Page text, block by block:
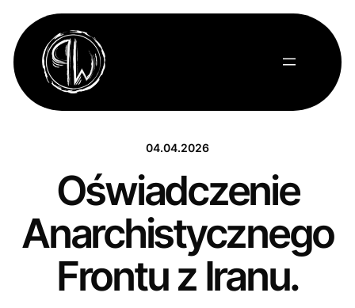
treści
04.04.2026
Oświadczenie
Anarchistycznego
Frontu z Iranu.